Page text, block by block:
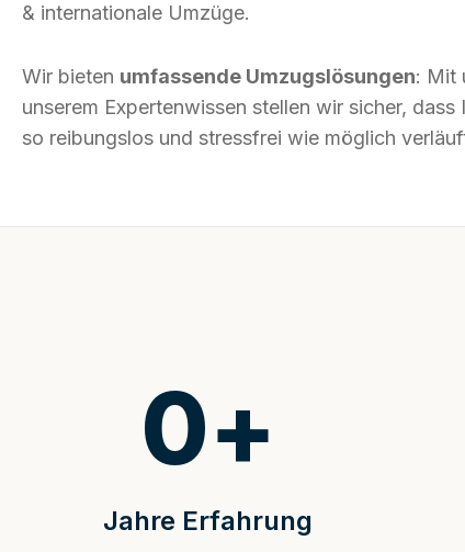
& internationale Umzüge.
Wir bieten umfassende Umzugslösungen: Mit
unserem Expertenwissen stellen wir sicher,
so reibungslos und stressfrei wie möglich
Jahre Erfahrung
0+